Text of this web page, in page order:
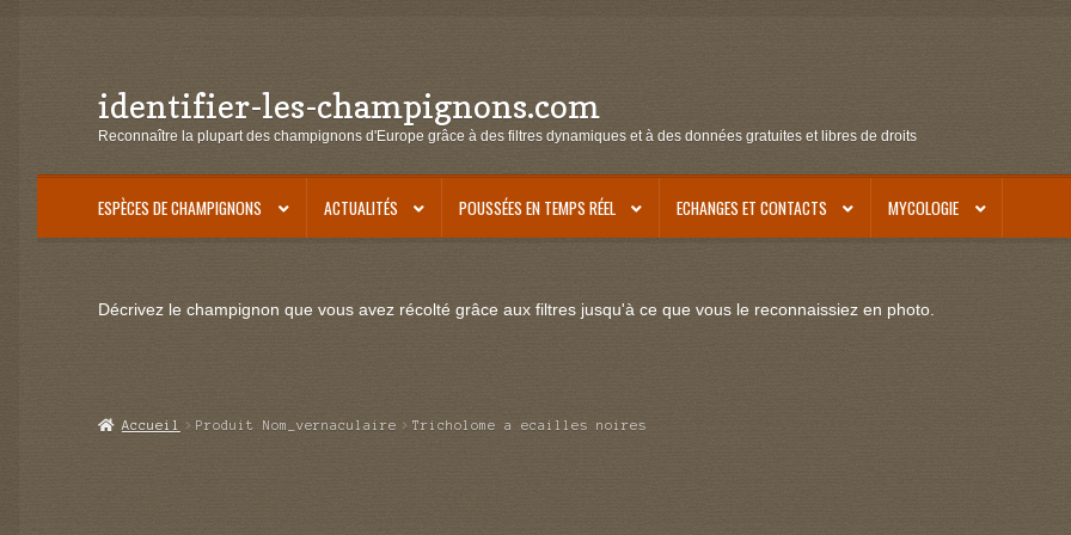
Aller
à
navigation
Aller
au
identifier-les-champignons.com
Reconnaître la plupart des champignons d'Europe grâce à des filtres dynamiques et à des données gratuites et libres de droits
ESPÈCES DE CHAMPIGNONS ACTUALITÉS POUSSÉES EN TEMPS RÉEL ECHANGES ET CONTACTS MYCOLOGIE
Décrivez le champignon que vous avez récolté grâce aux filtres jusqu'à ce que vous le reconnaissiez en photo.
Accueil Produit Nom_vernaculaire Tricholome a ecailles noires